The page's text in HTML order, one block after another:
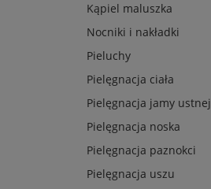
Kąpiel maluszka
Nocniki i nakładki
Pieluchy
Pielęgnacja ciała
Pielęgnacja jamy ustnej
Pielęgnacja noska
Pielęgnacja paznokci
Pielęgnacja uszu